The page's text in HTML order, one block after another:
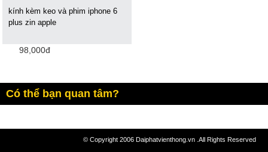
kính kèm keo và phim iphone 6
plus zin apple
98,000đ
Có thể bạn quan tâm?
© Copyright 2006 Daiphatvienthong.vn .All Rights Reserved